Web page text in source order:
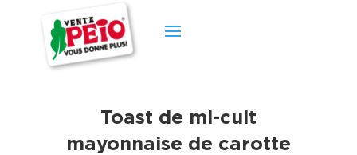
Toast de mi-cuit
mayonnaise de carotte